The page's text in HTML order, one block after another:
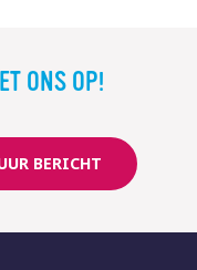
ONS OP!
BERICHT